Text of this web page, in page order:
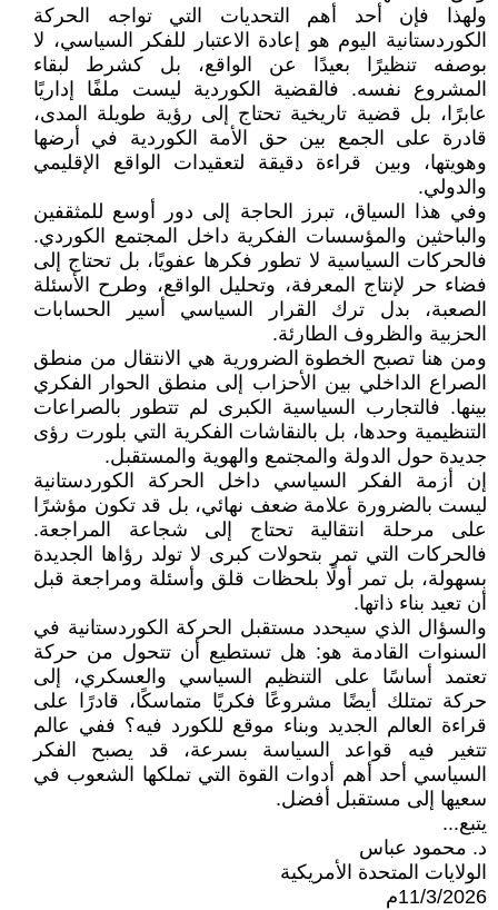
ولهذا فإن أحد أهم التحديات التي تواجه الحركة
الكوردستانية اليوم هو إعادة الاعتبار للفكر السياسي، لا
بوصفه تنظيرًا بعيدًا عن الواقع، بل كشرط لبقاء
المشروع نفسه. فالقضية الكوردية ليست ملفًا إداريًا
عابرًا، بل قضية تاريخية تحتاج إلى رؤية طويلة المدى،
قادرة على الجمع بين حق الأمة الكوردية في أرضها
وهويتها، وبين قراءة دقيقة لتعقيدات الواقع الإقليمي
والدولي.
وفي هذا السياق، تبرز الحاجة إلى دور أوسع للمثقفين
والباحثين والمؤسسات الفكرية داخل المجتمع الكوردي.
فالحركات السياسية لا تطور فكرها عفويًا، بل تحتاج إلى
فضاء حر لإنتاج المعرفة، وتحليل الواقع، وطرح الأسئلة
الصعبة، بدل ترك القرار السياسي أسير الحسابات
الحزبية والظروف الطارئة.
ومن هنا تصبح الخطوة الضرورية هي الانتقال من منطق
الصراع الداخلي بين الأحزاب إلى منطق الحوار الفكري
بينها. فالتجارب السياسية الكبرى لم تتطور بالصراعات
التنظيمية وحدها، بل بالنقاشات الفكرية التي بلورت رؤى
جديدة حول الدولة والمجتمع والهوية والمستقبل.
إن أزمة الفكر السياسي داخل الحركة الكوردستانية
ليست بالضرورة علامة ضعف نهائي، بل قد تكون مؤشرًا
على مرحلة انتقالية تحتاج إلى شجاعة المراجعة.
فالحركات التي تمر بتحولات كبرى لا تولد رؤاها الجديدة
بسهولة، بل تمر أولًا بلحظات قلق وأسئلة ومراجعة قبل
أن تعيد بناء ذاتها.
والسؤال الذي سيحدد مستقبل الحركة الكوردستانية في
السنوات القادمة هو: هل تستطيع أن تتحول من حركة
تعتمد أساسًا على التنظيم السياسي والعسكري، إلى
حركة تمتلك أيضًا مشروعًا فكريًا متماسكًا، قادرًا على
قراءة العالم الجديد وبناء موقع للكورد فيه؟ ففي عالم
تتغير فيه قواعد السياسة بسرعة، قد يصبح الفكر
السياسي أحد أهم أدوات القوة التي تملكها الشعوب في
سعيها إلى مستقبل أفضل.
يتبع...
د. محمود عباس
الولايات المتحدة الأمريكية
11/3/2026م